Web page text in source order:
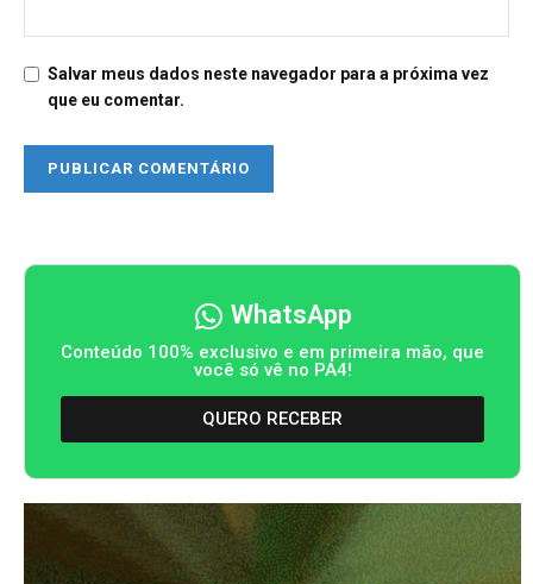
Salvar meus dados neste navegador para a próxima vez
que eu comentar.
WhatsApp
Conteúdo 100% exclusivo e em primeira mão, que
você só vê no PA4!
QUERO RECEBER